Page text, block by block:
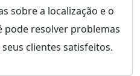
sobre a localização e o
pode resolver problemas
clientes satisfeitos.